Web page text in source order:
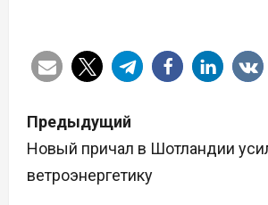
Н
а
в
Предыдущий
Новый причал в Шотландии
ветроэнергетику